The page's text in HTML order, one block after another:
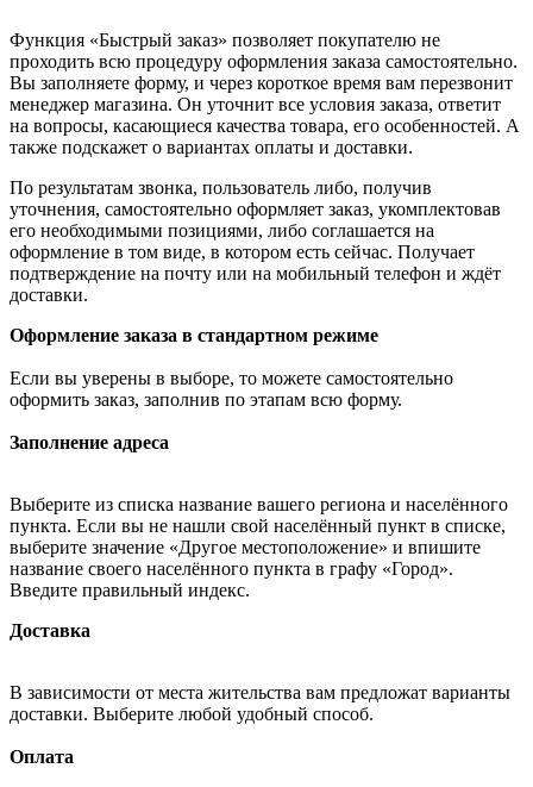
Функция «Быстрый заказ» позволяет покупателю не
проходить всю процедуру оформления заказа самостоятельно.
Вы заполняете форму, и через короткое время вам перезвонит
менеджер магазина. Он уточнит все условия заказа, ответит
на вопросы, касающиеся качества товара, его особенностей. А
также подскажет о вариантах оплаты и доставки.
По результатам звонка, пользователь либо, получив
уточнения, самостоятельно оформляет заказ, укомплектовав
его необходимыми позициями, либо соглашается на
оформление в том виде, в котором есть сейчас. Получает
подтверждение на почту или на мобильный телефон и ждёт
доставки.
Оформление заказа в стандартном режиме
Если вы уверены в выборе, то можете самостоятельно
оформить заказ, заполнив по этапам всю форму.
Заполнение адреса
Выберите из списка название вашего региона и населённого
пункта. Если вы не нашли свой населённый пункт в списке,
выберите значение «Другое местоположение» и впишите
название своего населённого пункта в графу «Город».
Введите правильный индекс.
Доставка
В зависимости от места жительства вам предложат варианты
доставки. Выберите любой удобный способ.
Оплата